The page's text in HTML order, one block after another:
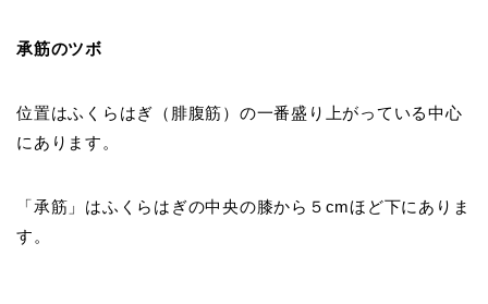
承筋のツボ
位置はふくらはぎ（腓腹筋）の一番盛り上がっている中心
にあります。
「承筋」はふくらはぎの中央の膝から５cmほど下にありま
す。